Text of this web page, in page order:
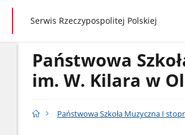
gov.pl
Serwis Rzeczypospolitej Polskiej
Państwowa
im. W. Kilara w
Państwowa Szkoła Muzyczna I